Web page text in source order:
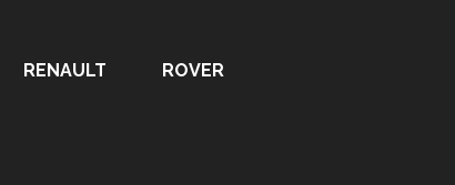
RENAULT ROVER